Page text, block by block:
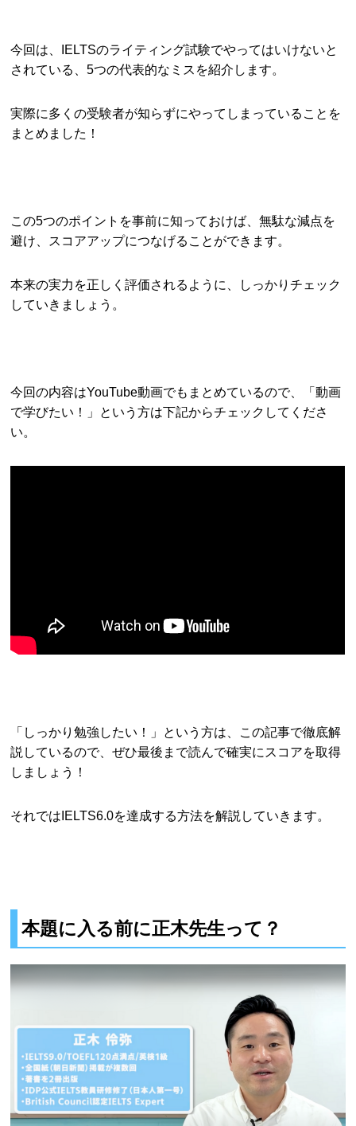
今回は、IELTSのライティング試験でやってはいけないと
されている、5つの代表的なミスを紹介します。
実際に多くの受験者が知らずにやってしまっていることを
まとめました！
この5つのポイントを事前に知っておけば、無駄な減点を
避け、スコアアップにつなげることができます。
本来の実力を正しく評価されるように、しっかりチェック
していきましょう。
今回の内容はYouTube動画でもまとめているので、「動画
で学びたい！」という方は下記からチェックしてくださ
い。
「しっかり勉強したい！」という方は、この記事で徹底解
説しているので、ぜひ最後まで読んで確実にスコアを取得
しましょう！
それではIELTS6.0を達成する方法を解説していきます。
本題に入る前に正木先生って？